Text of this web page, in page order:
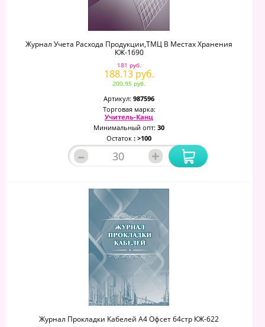
Журнал Учета Расхода Продукции,ТМЦ В Местах Хранения
КЖ-1690
181 руб.
188.13 руб.
200.95 руб.
Артикул: 987596
Торговая марка:
Учитель-Канц
Минимальный опт: 30
Остаток : >100
– +
Журнал Прокладки Кабелей А4 Офсет 64стр КЖ-622